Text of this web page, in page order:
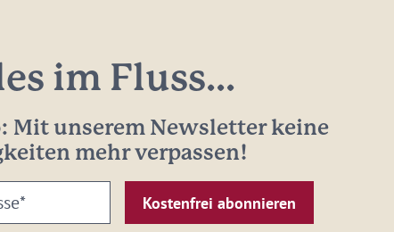
im Fluss...
Mit unserem Newsletter keine
mehr verpassen!